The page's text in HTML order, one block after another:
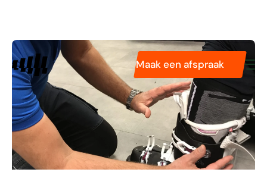
Pasvormservice
Podologie
Tarieven
Technologieën
Over ons
Maak een afspraak